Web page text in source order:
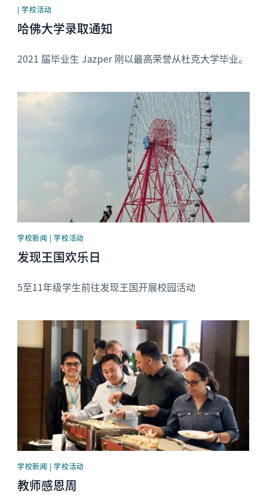
| 学校活动
哈佛大学录取通知
2021 届毕业生 Jazper 刚以最高荣誉从杜克大学毕业。
News image
学校新闻 | 学校活动
发现王国欢乐日
5至11年级学生前往发现王国开展校园活动
News image
学校新闻 | 学校活动
教师感恩周